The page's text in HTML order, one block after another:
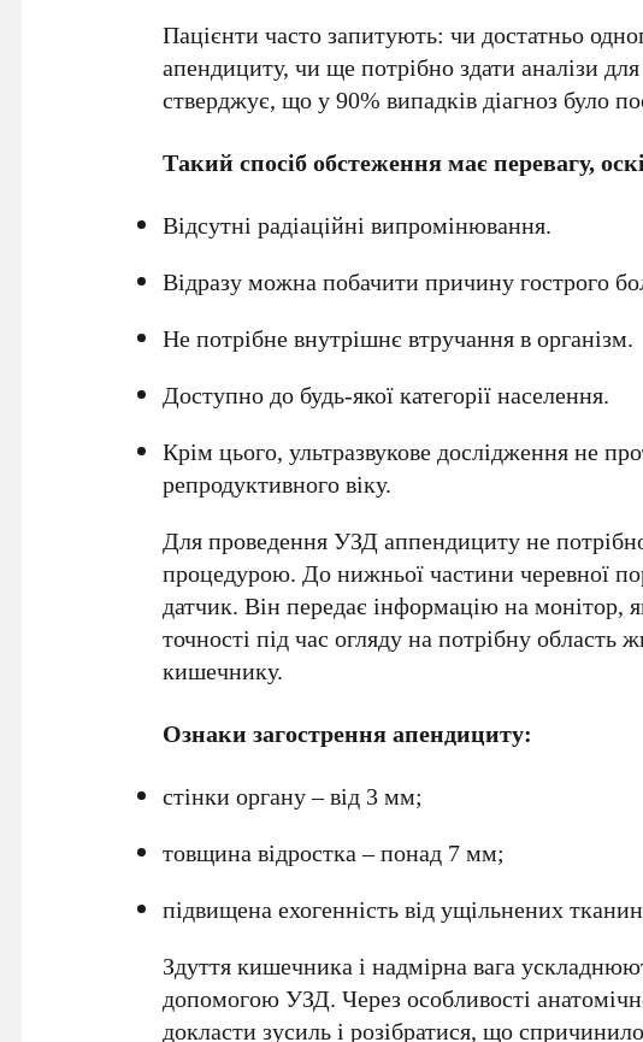
Пацієнти часто запитують: чи достатньо
апендициту, чи ще потрібно здати аналізи
стверджує, що у 90% випадків діагноз було
Такий спосіб обстеження має перевагу,
Відсутні радіаційні випромінювання.
Відразу можна побачити причину гострого
Не потрібне внутрішнє втручання в організм.
Доступно до будь-якої категорії населення.
Крім цього, ультразвукове дослідження не
репродуктивного віку.
Для проведення УЗД аппендициту не
процедурою. До нижньої частини черевної
датчик. Він передає інформацію на монітор,
точності під час огляду на потрібну
кишечнику.
Ознаки загострення апендициту:
стінки органу – від 3 мм;
товщина відростка – понад 7 мм;
підвищена ехогенність від ущільнених
Здуття кишечника і надмірна вага
допомогою УЗД. Через особливості
докласти зусиль і розібратися, що